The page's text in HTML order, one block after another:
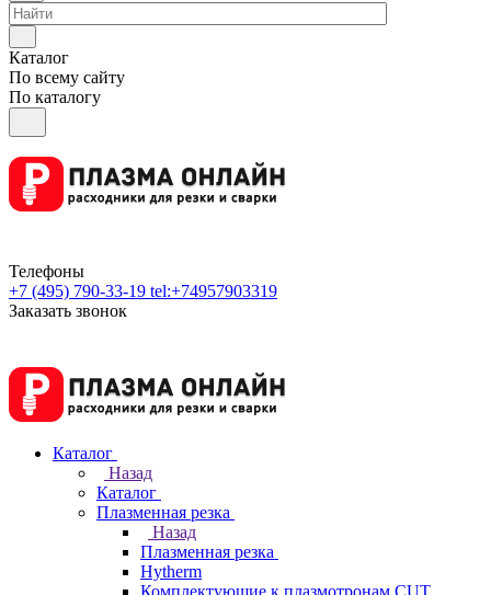
Каталог
По всему сайту
По каталогу
Телефоны
+7 (495) 790-33-19 tel:+74957903319
Заказать звонок
Каталог
Назад
Каталог
Плазменная резка
Назад
Плазменная резка
Hytherm
Комплектующие к плазмотронам CUT